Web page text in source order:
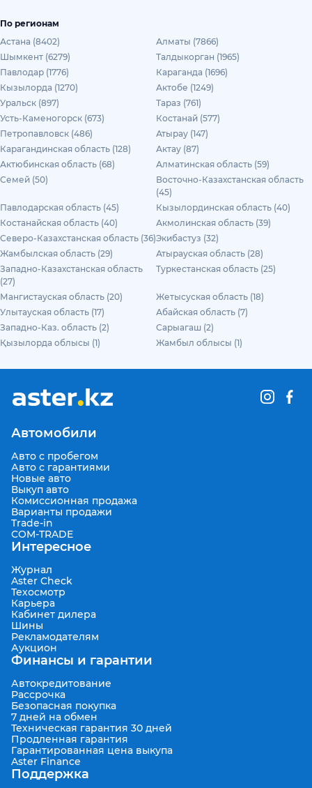
По регионам
Астана (8402)
Алматы (7866)
Шымкент (6279)
Талдыкорган (1965)
Павлодар (1776)
Караганда (1696)
Кызылорда (1270)
Актобе (1249)
Уральск (897)
Тараз (761)
Усть-Каменогорск (673)
Костанай (577)
Петропавловск (486)
Атырау (147)
Карагандинская область (128)
Актау (87)
Актюбинская область (68)
Алматинская область (59)
Семей (50)
Восточно-Казахстанская область
(45)
Павлодарская область (45)
Кызылординская область (40)
Костанайская область (40)
Акмолинская область (39)
Северо-Казахстанская область (36)Экибастуз (32)
Жамбылская область (29)
Атырауская область (28)
Западно-Казахстанская область
(27)
Туркестанская область (25)
Мангистауская область (20)
Жетысуская область (18)
Улытауская область (17)
Абайская область (7)
Западно-Каз. область (2)
Сарыагаш (2)
Қызылорда облысы (1)
Жамбыл облысы (1)
Автомобили
Авто с пробегом
Авто с гарантиями
Новые авто
Выкуп авто
Комиссионная продажа
Варианты продажи
Trade-in
COM-TRADE
Интересное
Журнал
Aster Check
Техосмотр
Карьера
Кабинет дилера
Шины
Рекламодателям
Аукцион
Финансы и гарантии
Автокредитование
Рассрочка
Безопасная покупка
7 дней на обмен
Техническая гарантия 30 дней
Продленная гарантия
Гарантированная цена выкупа
Aster Finance
Поддержка